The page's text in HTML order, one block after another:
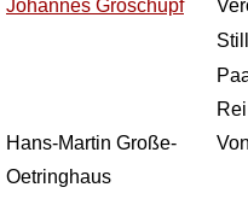
Johannes Groschupf
Hans-Martin Große-
Oetringhaus